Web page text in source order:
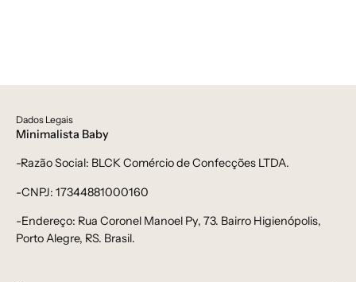
Dados Legais
Minimalista Baby
-Razão Social: BLCK Comércio de Confecções LTDA.
-CNPJ: 17344881000160
-Endereço: Rua Coronel Manoel Py, 73. Bairro Higienópolis,
Porto Alegre, RS. Brasil.